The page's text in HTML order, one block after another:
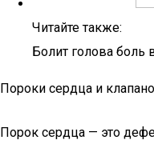
Читайте также:
Болит голова боль
Пороки сердца и
Порок сердца — это